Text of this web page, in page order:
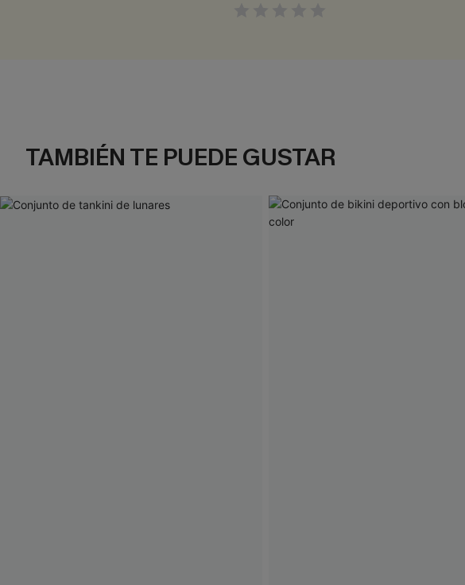
TAMBIÉN TE PUEDE GUSTAR